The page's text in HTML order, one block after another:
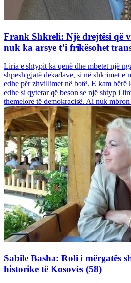
Frank Shkreli: Një drejtësi që
nuk ka arsye t’i frikësohet
Liria e shtypit ka qenë dhe mbetet një
shpesh gjatë dekadave, si në shkrimet e
edhe për zhvillimet në botë. E kam bërë
edhe si qytetar që beson se një shtyp i
themelore të demokracisë. Ai nuk mbron
Sabile Basha: Roli i mërgatës
historike të Kosovës (58)